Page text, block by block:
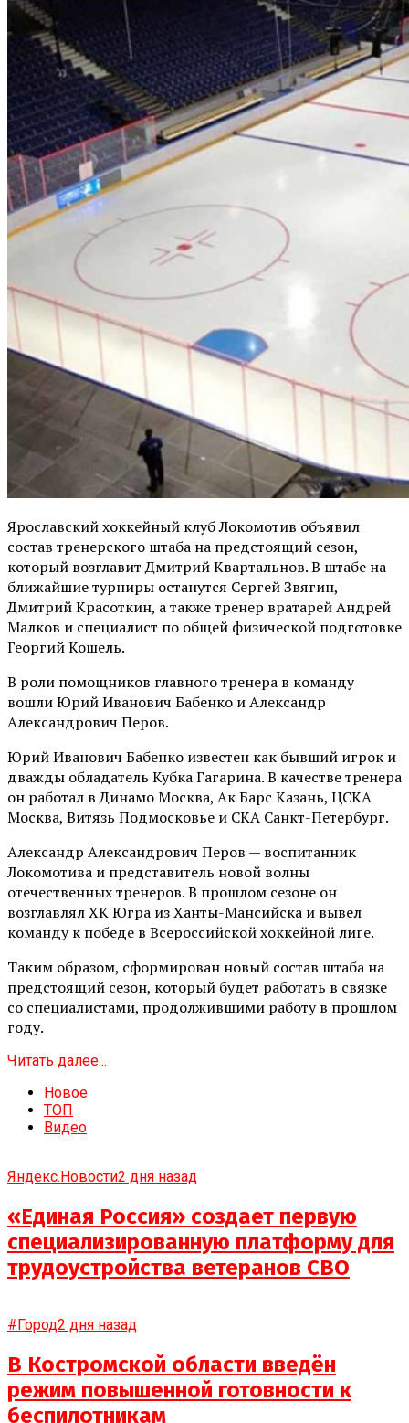
Ярославский хоккейный клуб Локомотив объявил
состав тренерского штаба на предстоящий сезон,
который возглавит Дмитрий Квартальнов. В штабе на
ближайшие турниры останутся Сергей Звягин,
Дмитрий Красоткин, а также тренер вратарей Андрей
Малков и специалист по общей физической подготовке
Георгий Кошель.
В роли помощников главного тренера в команду
вошли Юрий Иванович Бабенко и Александр
Александрович Перов.
Юрий Иванович Бабенко известен как бывший игрок и
дважды обладатель Кубка Гагарина. В качестве тренера
он работал в Динамо Москва, Ак Барс Казань, ЦСКА
Москва, Витязь Подмосковье и СКА Санкт-Петербург.
Александр Александрович Перов — воспитанник
Локомотива и представитель новой волны
отечественных тренеров. В прошлом сезоне он
возглавлял ХК Югра из Ханты-Мансийска и вывел
команду к победе в Всероссийской хоккейной лиге.
Таким образом, сформирован новый состав штаба на
предстоящий сезон, который будет работать в связке
со специалистами, продолжившими работу в прошлом
году.
Читать далее...
Новое
ТОП
Видео
Яндекс.Новости2 дня назад
«Единая Россия» создает первую
специализированную платформу для
трудоустройства ветеранов СВО
#Город2 дня назад
В Костромской области введён
режим повышенной готовности к
беспилотникам